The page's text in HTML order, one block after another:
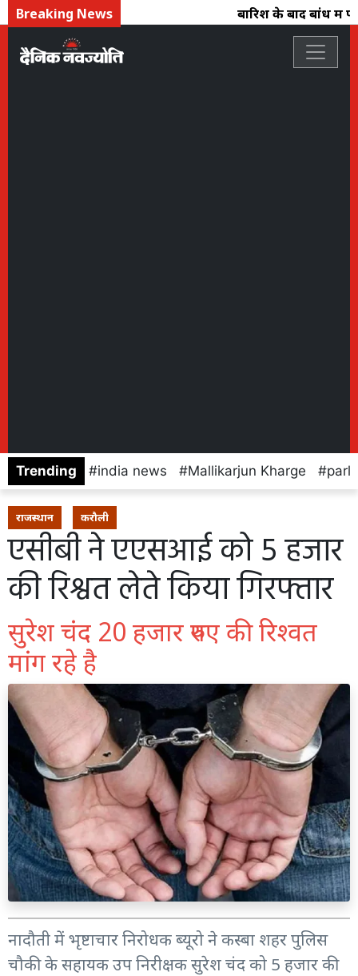
Breaking News बारिश के बाद बांध में
Trending india news Mallikarjun Kharge
राजस्थान करौली
एसीबी ने एएसआई को 5 हजार
की रिश्वत लेते किया गिरफ्तार
सुरेश चंद 20 हजार रुपए की रिश्वत
मांग रहे है
नादौती में भृष्टाचार निरोधक ब्यूरो ने कस्बा शहर पुलिस
चौकी के सहायक उप निरीक्षक सुरेश चंद को 5 हजार की